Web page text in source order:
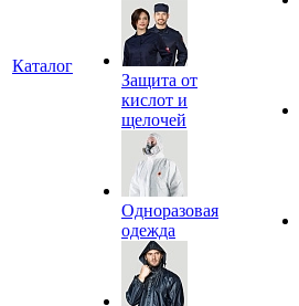
Каталог
Защита от
кислот и
щелочей
Одноразовая
одежда